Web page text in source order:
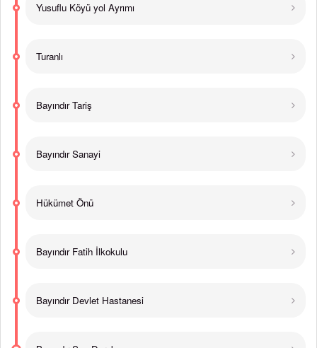
Yusuflu Köyü yol Ayrımı
Turanlı
Bayındır Tariş
Bayındır Sanayi
Hükümet Önü
Bayındır Fatih İlkokulu
Bayındır Devlet Hastanesi